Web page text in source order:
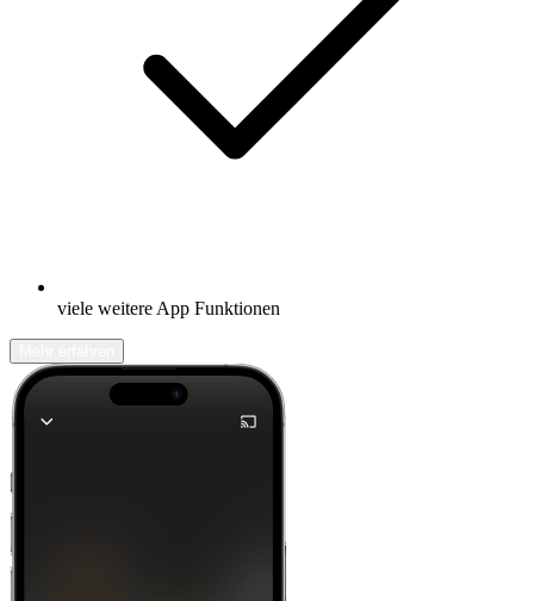
viele weitere App Funktionen